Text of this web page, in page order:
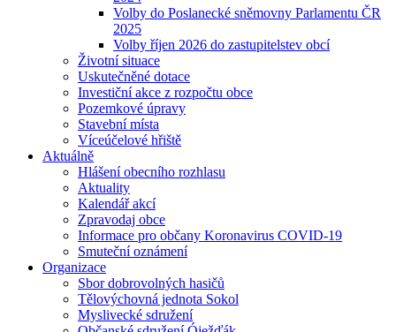
Volby do Poslanecké sněmovny Parlamentu ČR
2025
Volby říjen 2026 do zastupitelstev obcí
Životní situace
Uskutečněné dotace
Investiční akce z rozpočtu obce
Pozemkové úpravy
Stavební místa
Víceúčelové hřiště
Aktuálně
Hlášení obecního rozhlasu
Aktuality
Kalendář akcí
Zpravodaj obce
Informace pro občany Koronavirus COVID-19
Smuteční oznámení
Organizace
Sbor dobrovolných hasičů
Tělovýchovná jednota Sokol
Myslivecké sdružení